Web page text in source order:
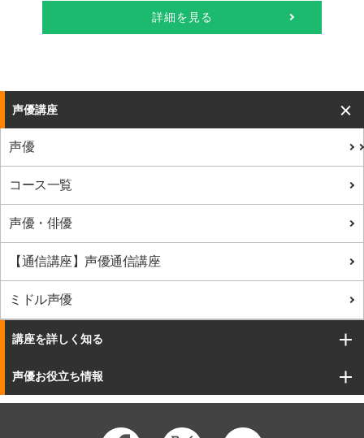
詳細を見る
声優講座
声優
コース一覧
声優・俳優
【通信講座】声優通信講座
ミドル声優
講座を詳しく知る
声優お役立ち情報